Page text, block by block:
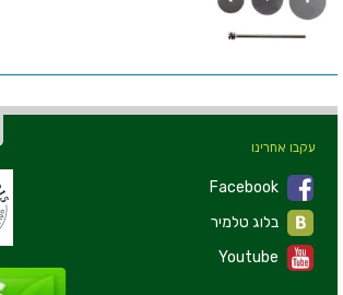
עקבו אחרינו
Facebook
Youtube